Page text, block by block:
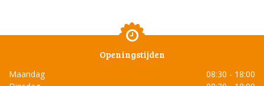
Openingstijden
Maandag
08:30 - 18:00